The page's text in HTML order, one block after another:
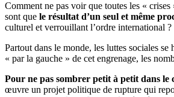
Comment ne pas voir que toutes les «
sont que le résultat d’un seul et même
culturel et verrouillant l’ordre international ?
Partout dans le monde, les luttes sociales se
« par la gauche » de cet engrenage, les
Pour ne pas sombrer petit à petit dans le
œuvre un projet politique de rupture qui